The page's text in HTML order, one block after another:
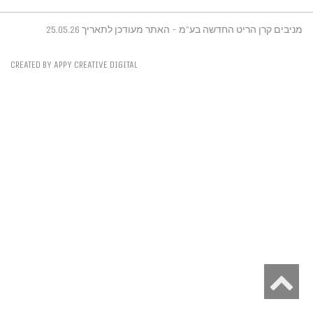
מניבים קרן הריט החדשה בע"מ - האתר מעודכן לתאריך 25.05.26
CREATED BY APPY CREATIVE DIGITAL
לראש